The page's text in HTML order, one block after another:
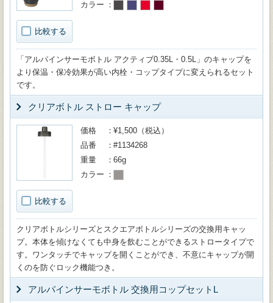
比較する
カラー
「アルパインサーモボトル アクティブ0.35L・0.5L」のキャップを
より保温・保冷効果が高い内栓・コップタイプに変えられるセット
です。
クリアボトル ストロー キャップ
比較する
価格
¥1,500（税込）
品番
#1134268
重量
66g
カラー
クリアボトルシリーズとスクエアボトルシリーズの交換用キャッ
プ。本体を傾けなくても中身を飲むことができるストロータイプで
す。ワンタッチでキャップを開くことができ、不意にキャップが開
くのを防ぐロック機能つき。
アルパインサーモボトル 交換用コップセットL